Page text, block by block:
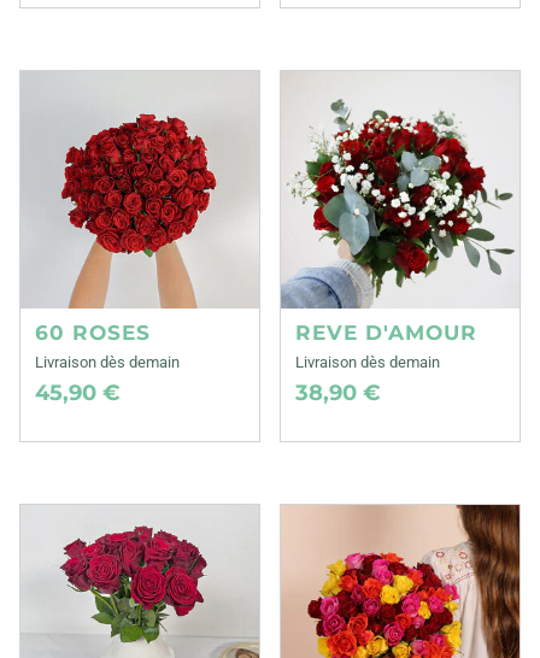
60 ROSES
Livraison dès demain
45,90 €
REVE D'AMOUR
Livraison dès demain
38,90 €